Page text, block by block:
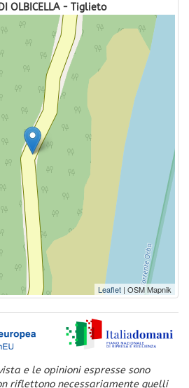
OLBICELLA - Tiglieto
Leaflet | OSM Mapnik
e le opinioni espresse sono
riflettono necessariamente quelli